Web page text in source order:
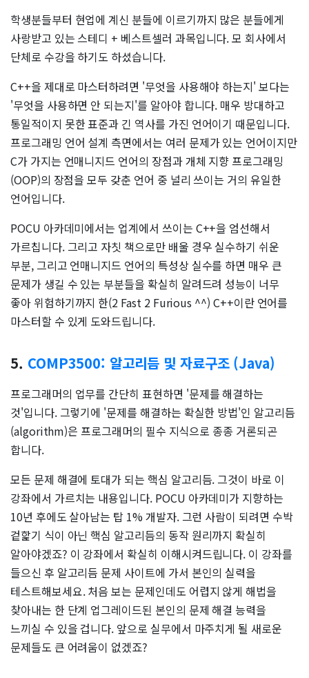
학생분들부터 현업에 계신 분들에 이르기까지 많은 분들에게
사랑받고 있는 스테디 + 베스트셀러 과목입니다. 모 회사에서
단체로 수강을 하기도 하셨습니다.
C++을 제대로 마스터하려면 '무엇을 사용해야 하는지' 보다는
'무엇을 사용하면 안 되는지'를 알아야 합니다. 매우 방대하고
통일적이지 못한 표준과 긴 역사를 가진 언어이기 때문입니다.
프로그래밍 언어 설계 측면에서는 여러 문제가 있는 언어이지만
C가 가지는 언매니지드 언어의 장점과 개체 지향 프로그래밍
(OOP)의 장점을 모두 갖춘 언어 중 널리 쓰이는 거의 유일한
언어입니다.
POCU 아카데미에서는 업계에서 쓰이는 C++을 엄선해서
가르칩니다. 그리고 자칫 책으로만 배울 경우 실수하기 쉬운
부분, 그리고 언매니지드 언어의 특성상 실수를 하면 매우 큰
문제가 생길 수 있는 부분들을 확실히 알려드려 성능이 너무
좋아 위험하기까지 한(2 Fast 2 Furious ^^) C++이란 언어를
마스터할 수 있게 도와드립니다.
5. COMP3500: 알고리듬 및 자료구조 (Java)
프로그래머의 업무를 간단히 표현하면 '문제를 해결하는
것'입니다. 그렇기에 '문제를 해결하는 확실한 방법'인 알고리듬
(algorithm)은 프로그래머의 필수 지식으로 종종 거론되곤
합니다.
모든 문제 해결에 토대가 되는 핵심 알고리듬. 그것이 바로 이
강좌에서 가르치는 내용입니다. POCU 아카데미가 지향하는
10년 후에도 살아남는 탑 1% 개발자. 그런 사람이 되려면 수박
겉핥기 식이 아닌 핵심 알고리듬의 동작 원리까지 확실히
알아야겠죠? 이 강좌에서 확실히 이해시켜드립니다. 이 강좌를
들으신 후 알고리듬 문제 사이트에 가서 본인의 실력을
테스트해보세요. 처음 보는 문제인데도 어렵지 않게 해법을
찾아내는 한 단계 업그레이드된 본인의 문제 해결 능력을
느끼실 수 있을 겁니다. 앞으로 실무에서 마주치게 될 새로운
문제들도 큰 어려움이 없겠죠?